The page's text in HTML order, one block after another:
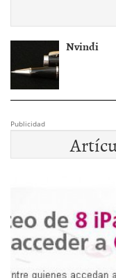
Nvindi
Publicidad